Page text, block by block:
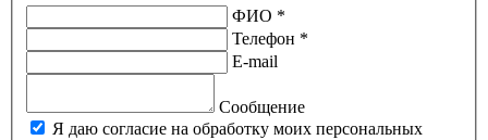
ФИО *
Телефон *
E-mail
Сообщение
Я даю согласие на обработку моих персональных